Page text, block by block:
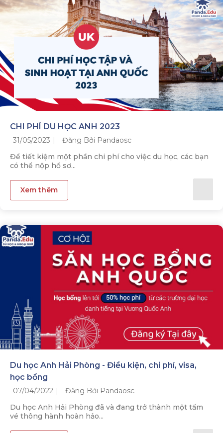
CHI PHÍ DU HỌC ANH 2023
31/05/2023
Đăng Bởi Pandaosc
Để tiết kiệm một phần chi phí cho việc du học, các bạn
có thể nộp hồ sơ...
Xem thêm
Du học Anh Hải Phòng - Điều kiện, chi phí, visa,
học bổng
07/04/2022
Đăng Bởi Pandaosc
Du học Anh Hải Phòng đã và đang trở thành một tấm
vé thông hành hoàn hảo...